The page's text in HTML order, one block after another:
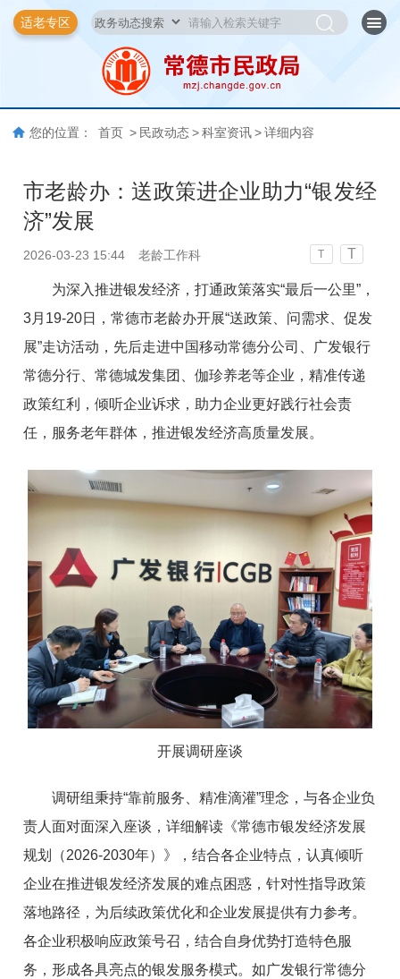
适老专区
您的位置： 首页 > 民政动态 > 科室资讯 > 详细内容
市老龄办：送政策进企业助力“银发经
济”发展
2026-03-23 15:44 老龄工作科 T T
为深入推进银发经济，打通政策落实“最后一公里”，
3月19-20日，常德市老龄办开展“送政策、问需求、促发
展”走访活动，先后走进中国移动常德分公司、广发银行
常德分行、常德城发集团、伽珍养老等企业，精准传递
政策红利，倾听企业诉求，助力企业更好践行社会责
任，服务老年群体，推进银发经济高质量发展。
开展调研座谈
调研组秉持“靠前服务、精准滴灌”理念，与各企业负
责人面对面深入座谈，详细解读《常德市银发经济发展
规划（2026-2030年）》，结合各企业特点，认真倾听
企业在推进银发经济发展的难点困惑，针对性指导政策
落地路径，为后续政策优化和企业发展提供有力参考。
各企业积极响应政策号召，结合自身优势打造特色服
务，形成各具亮点的银发服务模式。如广发银行常德分